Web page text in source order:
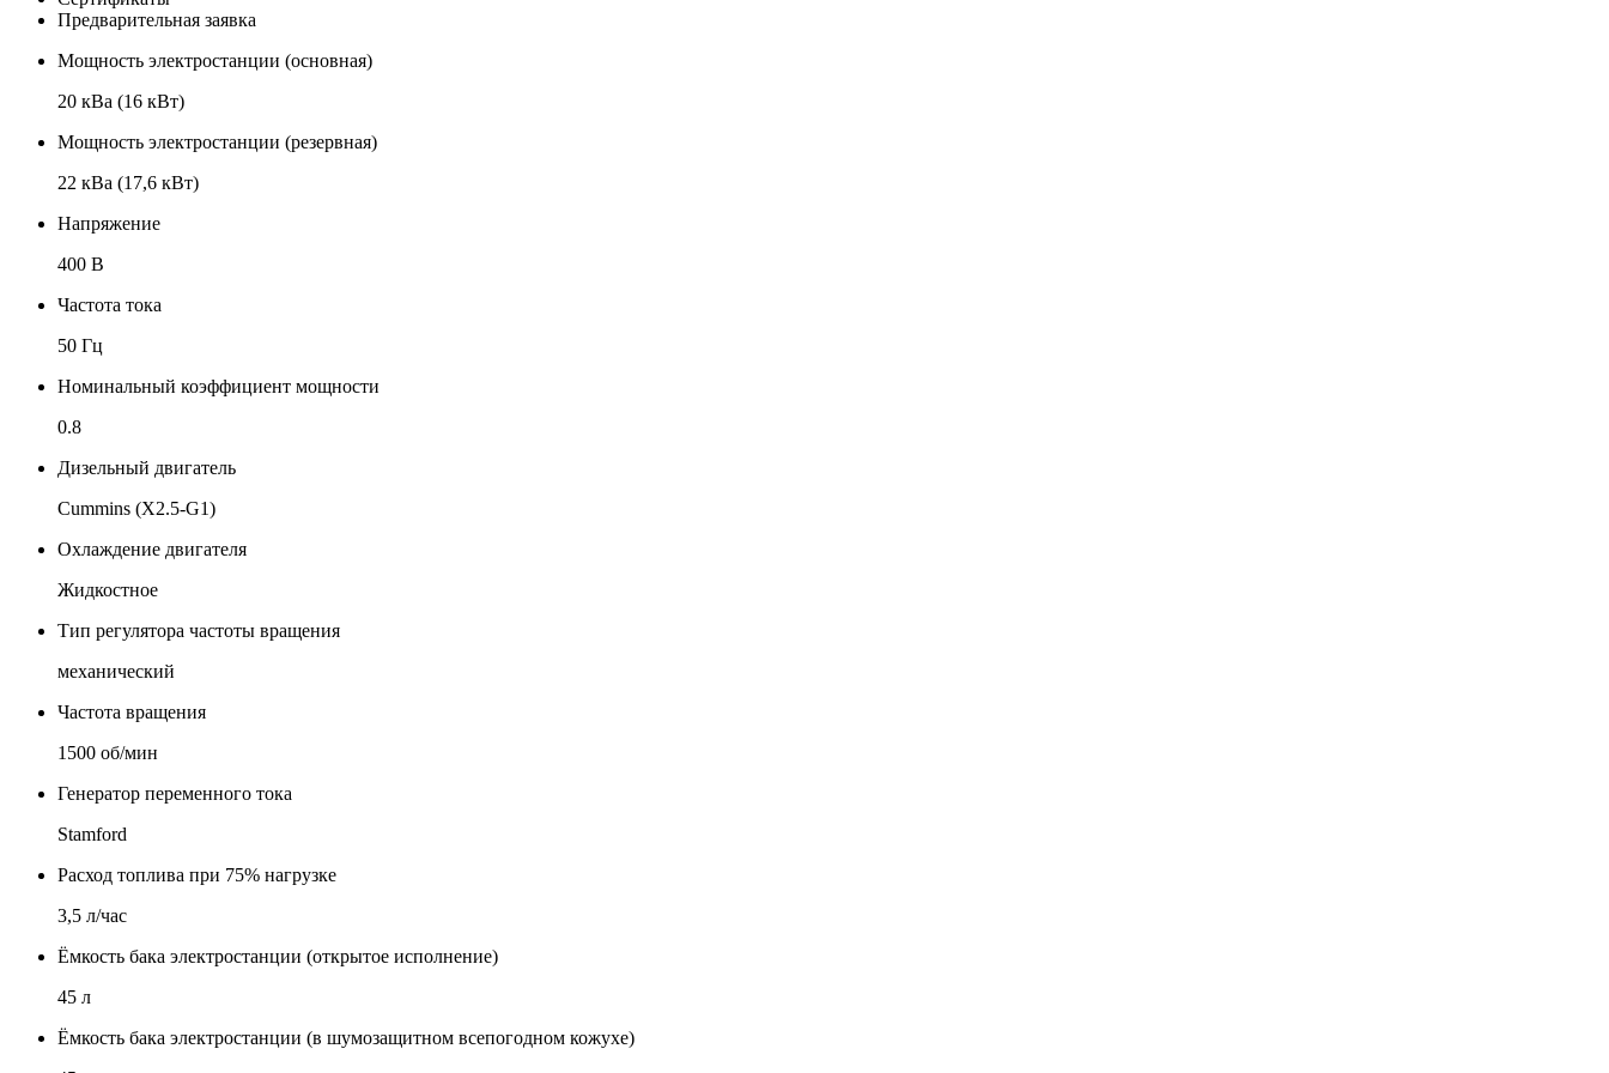
Предварительная заявка
Мощность электростанции (основная)
20 кВа (16 кВт)
Мощность электростанции (резервная)
22 кВа (17,6 кВт)
Напряжение
400 В
Частота тока
50 Гц
Номинальный коэффициент мощности
0.8
Дизельный двигатель
Cummins (X2.5-G1)
Охлаждение двигателя
Жидкостное
Тип регулятора частоты вращения
механический
Частота вращения
1500 об/мин
Генератор переменного тока
Stamford
Расход топлива при 75% нагрузке
3,5 л/час
Ёмкость бака электростанции (открытое исполнение)
45 л
Ёмкость бака электростанции (в шумозащитном всепогодном кожухе)